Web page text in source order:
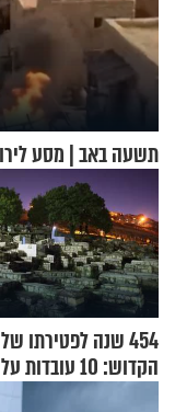
תשעה באב | מסע
454 שנה לפטירתו
הקדוש: 10
מקובלי צפת